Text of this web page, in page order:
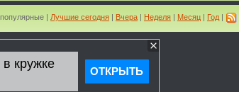
| Лучшие сегодня | Вчера | Неделя | Месяц | Год |